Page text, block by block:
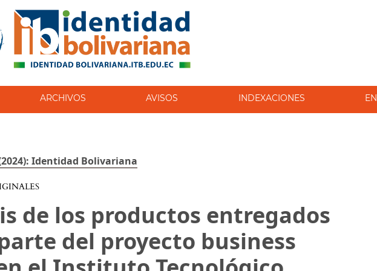
ARCHIVOS AVISOS INDEXACIONES
Identidad Bolivariana
de los productos entregados
del proyecto business